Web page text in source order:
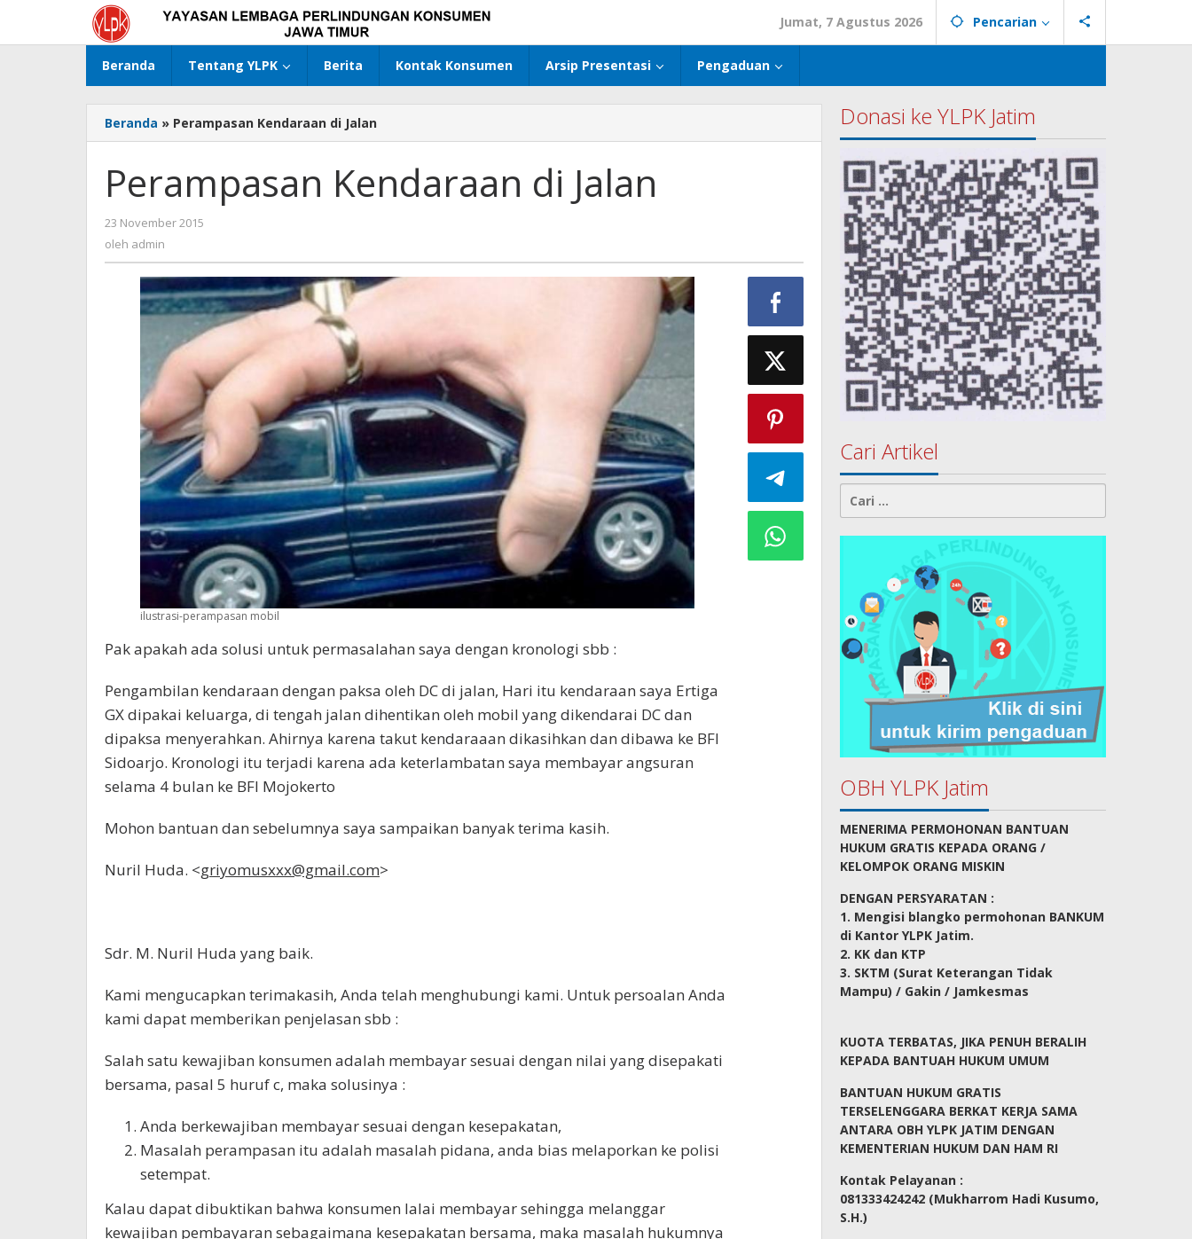
konten
Jumat, 7 Agustus 2026 Pencarian
Beranda Tentang YLPK Berita Kontak Konsumen Arsip Presentasi Pengaduan
Beranda » Perampasan Kendaraan di Jalan
Perampasan Kendaraan di Jalan
23 November 2015
oleh admin
ilustrasi-perampasan mobil
Pak apakah ada solusi untuk permasalahan saya dengan kronologi sbb :
Pengambilan kendaraan dengan paksa oleh DC di jalan, Hari itu kendaraan saya Ertiga
GX dipakai keluarga, di tengah jalan dihentikan oleh mobil yang dikendarai DC dan
dipaksa menyerahkan. Ahirnya karena takut kendaraaan dikasihkan dan dibawa ke BFI
Sidoarjo. Kronologi itu terjadi karena ada keterlambatan saya membayar angsuran
selama 4 bulan ke BFI Mojokerto
Mohon bantuan dan sebelumnya saya sampaikan banyak terima kasih.
Nuril Huda. <griyomusxxx@gmail.com>
Sdr. M. Nuril Huda yang baik.
Kami mengucapkan terimakasih, Anda telah menghubungi kami. Untuk persoalan Anda
kami dapat memberikan penjelasan sbb :
Salah satu kewajiban konsumen adalah membayar sesuai dengan nilai yang disepakati
bersama, pasal 5 huruf c, maka solusinya :
Anda berkewajiban membayar sesuai dengan kesepakatan,
Masalah perampasan itu adalah masalah pidana, anda bias melaporkan ke polisi
setempat.
Kalau dapat dibuktikan bahwa konsumen lalai membayar sehingga melanggar
kewajiban pembayaran sebagaimana kesepakatan bersama, maka masalah hukumnya
Donasi ke YLPK Jatim
Cari Artikel
Cari
untuk:
OBH YLPK Jatim
MENERIMA PERMOHONAN BANTUAN
HUKUM GRATIS KEPADA ORANG /
KELOMPOK ORANG MISKIN
DENGAN PERSYARATAN :
1. Mengisi blangko permohonan BANKUM
di Kantor YLPK Jatim.
2. KK dan KTP
3. SKTM (Surat Keterangan Tidak
Mampu) / Gakin / Jamkesmas
KUOTA TERBATAS, JIKA PENUH BERALIH
KEPADA BANTUAH HUKUM UMUM
BANTUAN HUKUM GRATIS
TERSELENGGARA BERKAT KERJA SAMA
ANTARA OBH YLPK JATIM DENGAN
KEMENTERIAN HUKUM DAN HAM RI
Kontak Pelayanan :
081333424242 (Mukharrom Hadi Kusumo,
S.H.)